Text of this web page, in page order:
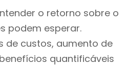
o retorno sobre o
podem esperar.
de custos, aumento de
quantificáveis